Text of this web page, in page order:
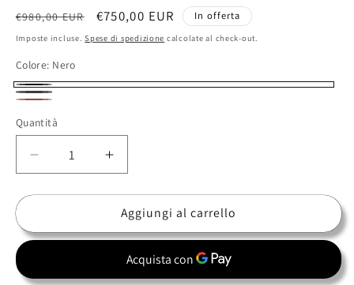
Prezzo
di
€980,00 EUR
Prezzo
scontato
€750,00 EUR In offerta
Imposte incluse.Spese di spedizione calcolate al check-out.
Colore: Nero
Nero
Antracite
Quantità
Diminuisci
quantità
per
-
Aumenta
quantità
per
Flos
-
Vitro
Aggiungi al carrello